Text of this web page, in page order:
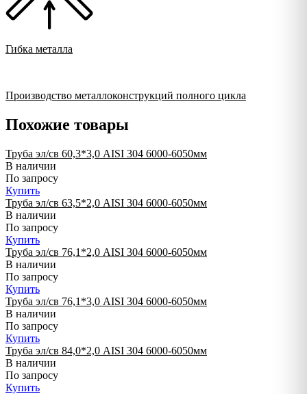
Гибка металла
Производство металлоконструкций полного цикла
Похожие товары
Труба эл/св 60,3*3,0 AISI 304 6000-6050мм
В наличии
По запросу
Купить
Труба эл/св 63,5*2,0 AISI 304 6000-6050мм
В наличии
По запросу
Купить
Труба эл/св 76,1*2,0 AISI 304 6000-6050мм
В наличии
По запросу
Купить
Труба эл/св 76,1*3,0 AISI 304 6000-6050мм
В наличии
По запросу
Купить
Труба эл/св 84,0*2,0 AISI 304 6000-6050мм
В наличии
По запросу
Купить